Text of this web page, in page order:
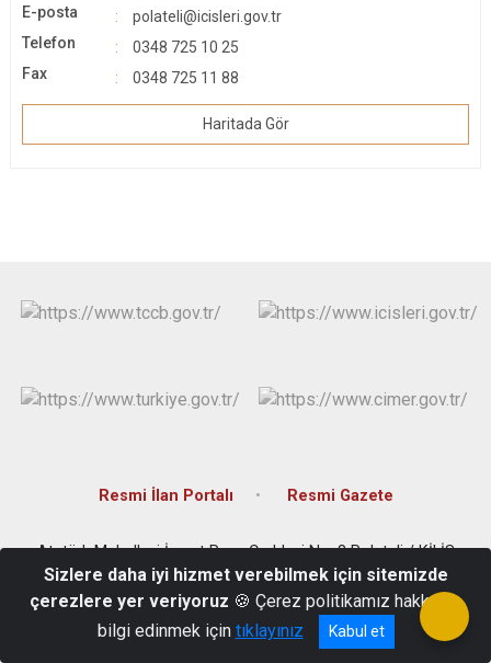
E-posta
polateli@icisleri.gov.tr
Telefon
0348 725 10 25
Fax
0348 725 11 88
Haritada Gör
Resmi İlan Portalı Resmi Gazete
Atatürk Mahallesi İsmet Paşa Caddesi No: 8 Polateli / KİLİS
0348 725 10 25
Sizlere daha iyi hizmet verebilmek için sitemizde
çerezlere yer veriyoruz 🍪 Çerez politikamız hakkında
bilgi edinmek için tıklayınız Kabul et